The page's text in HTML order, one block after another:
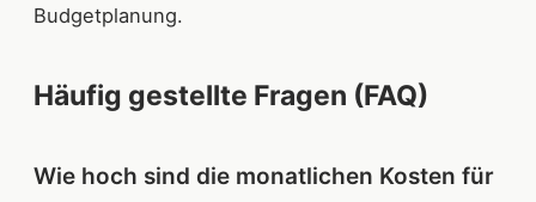
Budgetplanung.
Häufig gestellte Fragen (FAQ)
Wie hoch sind die monatlichen Kosten für